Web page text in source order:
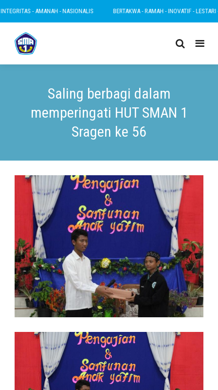
- AMANAH - NASIONALIS BERTAKWA - RAMAH - INOVATIF - LESTARI -
Saling berbagi dalam
memperingati HUT SMAN 1
Sragen ke 56